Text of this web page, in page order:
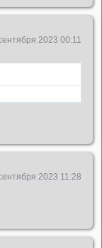
2023 00:11
2023 11:28